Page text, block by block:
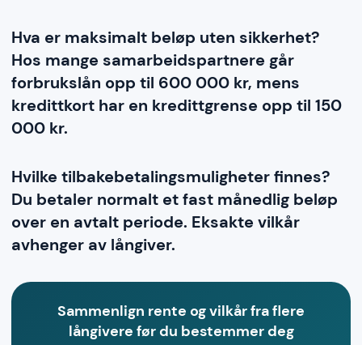
Hva er maksimalt beløp uten sikkerhet?
Hos mange samarbeidspartnere går
forbrukslån opp til 600 000 kr, mens
kredittkort har en kredittgrense opp til 150
000 kr.
Hvilke tilbakebetalingsmuligheter finnes?
Du betaler normalt et fast månedlig beløp
over en avtalt periode. Eksakte vilkår
avhenger av långiver.
Sammenlign rente og vilkår fra flere
långivere før du bestemmer deg